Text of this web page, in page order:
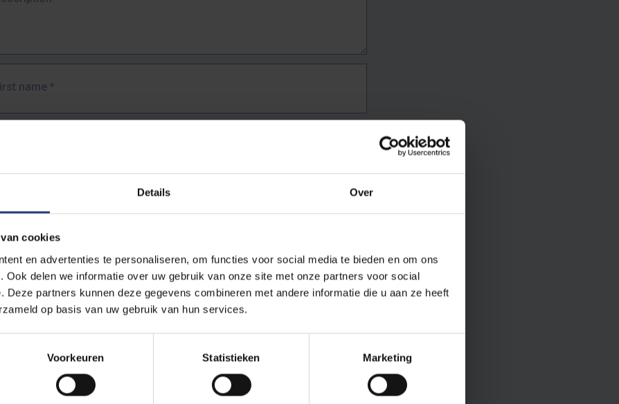
Details Over
cookies
en advertenties te personaliseren, om functies voor social media te bieden en om ons
Ook delen we informatie over uw gebruik van onze site met onze partners voor social
Deze partners kunnen deze gegevens combineren met andere informatie die u aan ze heeft
op basis van uw gebruik van hun services.
Voorkeuren Statistieken Marketing
name *
URL of the page where you encountered the error.
www.vub.be/nl/studeren-aan-de-vub/alle-opleidingen